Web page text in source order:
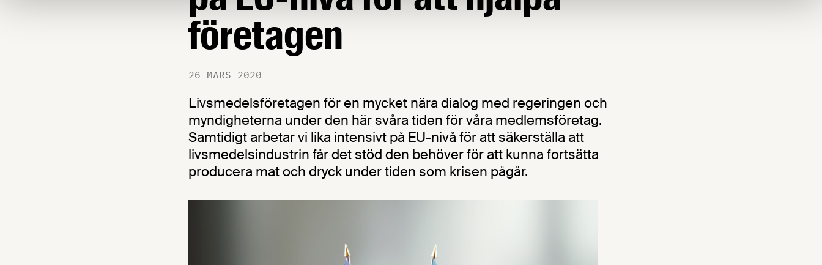
företagen
26 MARS 2020
Livsmedelsföretagen för en mycket nära dialog med regeringen och
myndigheterna under den här svåra tiden för våra medlemsföretag.
Samtidigt arbetar vi lika intensivt på EU-nivå för att säkerställa att
livsmedelsindustrin får det stöd den behöver för att kunna fortsätta
producera mat och dryck under tiden som krisen pågår.